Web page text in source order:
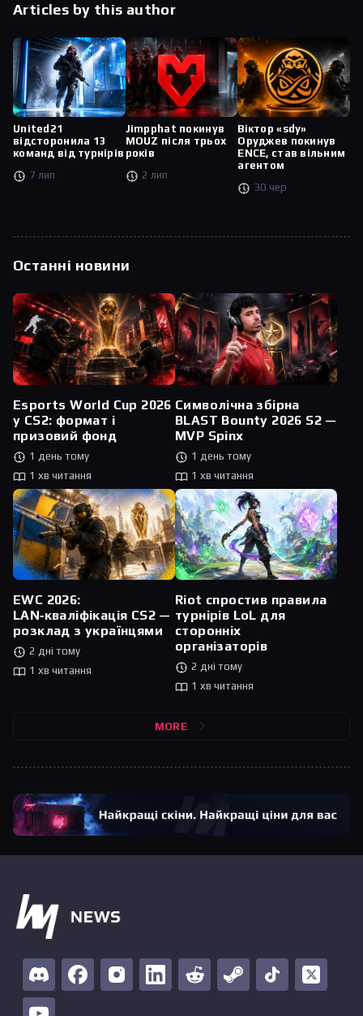
Articles by this author
United21
відсторонила 13
команд від турнірів
7 лип
Jimpphat покинув
MOUZ після трьох
років
2 лип
Віктор «sdy»
Оруджев покинув
ENCE, став вільним
агентом
30 чер
Останні новини
Esports World Cup 2026
у CS2: формат і
призовий фонд
1 день тому
1 хв читання
Символічна збірна
BLAST Bounty 2026 S2 —
MVP Spinx
1 день тому
1 хв читання
EWC 2026:
LAN‑кваліфікація CS2 —
розклад з українцями
2 дні тому
1 хв читання
Riot спростив правила
турнірів LoL для
сторонніх
організаторів
2 дні тому
1 хв читання
MORE